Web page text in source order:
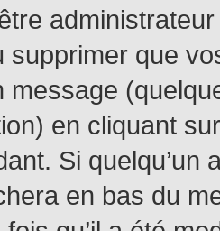
supprimer que
message
en cliquant
Si quelqu’un
en bas du